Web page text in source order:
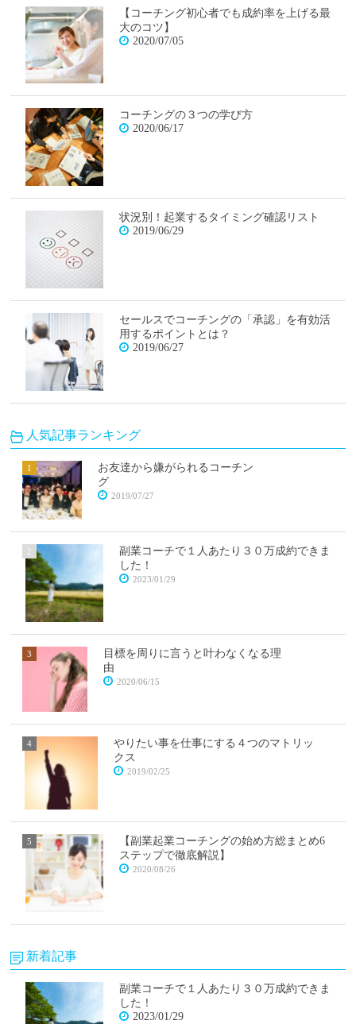
【コーチング初心者でも成約率を上げる最
大のコツ】
2020/07/05
コーチングの３つの学び方
2020/06/17
状況別！起業するタイミング確認リスト
2019/06/29
セールスでコーチングの「承認」を有効活
用するポイントとは？
2019/06/27
人気記事ランキング
お友達から嫌がられるコーチン
グ
2019/07/27
副業コーチで１人あたり３０万成約できま
した！
2023/01/29
目標を周りに言うと叶わなくなる理
由
2020/06/15
やりたい事を仕事にする４つのマトリッ
クス
2019/02/25
【副業起業コーチングの始め方総まとめ6
ステップで徹底解説】
2020/08/26
新着記事
副業コーチで１人あたり３０万成約できま
した！
2023/01/29